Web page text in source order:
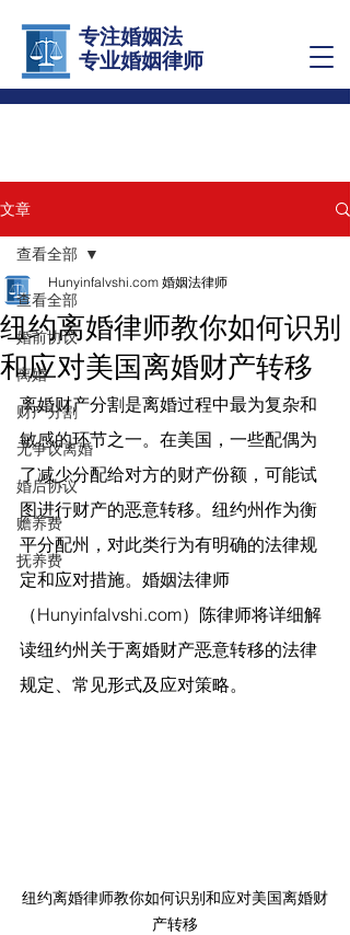
专注婚姻法
​专业婚姻律师
文章
查看全部
婚前协议
离婚
财产分割
无争议离婚
婚后协议
赡养费
抚养费
查看全部
纽约离婚律师教你如何识别
和应对美国离婚财产转移
Hunyinfalvshi.com 婚姻法律师
离婚财产分割是离婚过程中最为复杂和
敏感的环节之一。在美国，一些配偶为
了减少分配给对方的财产份额，可能试
图进行财产的恶意转移。纽约州作为衡
平分配州，对此类行为有明确的法律规
定和应对措施。婚姻法律师
（Hunyinfalvshi.com） 陈律师将详细解
读纽约州关于离婚财产恶意转移的法律
规定、常见形式及应对策略。
纽约离婚律师教你如何识别和应对美国离婚财
产转移